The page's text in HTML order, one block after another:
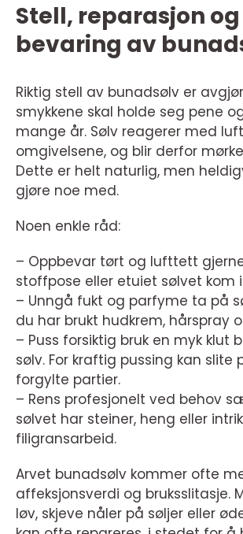
Stell, reparasjon og
bevaring av
Riktig stell av bunadsølv er
smykkene skal holde seg pene
mange år. Sølv reagerer med
omgivelsene, og blir derfor
Dette er helt naturlig, men
gjøre noe med.
Noen enkle råd:
– Oppbevar tørt og lufttett
stoffpose eller etuiet sølvet kom
– Unngå fukt og parfyme ta på
du har brukt hudkrem, hårspray
– Puss forsiktig bruk en myk klut
sølv. For kraftig pussing kan slite
forgylte partier.
– Rens profesjonelt ved behov
sølvet har steiner, heng eller
filigransarbeid.
Arvet bunadsølv kommer ofte
affeksjonsverdi og bruksslitasje.
løv, skjeve nåler på søljer eller